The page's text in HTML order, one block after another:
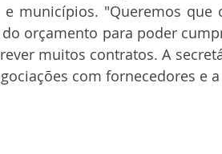
municípios. "Queremos que
orçamento para poder
muitos contratos. A
com fornecedores e a